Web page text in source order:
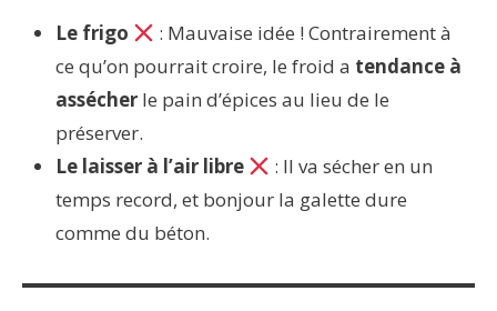
Le frigo
: Mauvaise idée ! Contrairement à
ce qu’on pourrait croire, le froid a tendance à
assécher le pain d’épices au lieu de le
préserver.
Le laisser à l’air libre
: Il va sécher en un
temps record, et bonjour la galette dure
comme du béton.